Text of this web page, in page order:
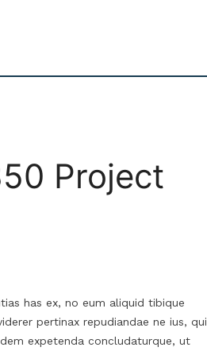
Project
has ex, no eum aliquid tibique
pertinax repudiandae ne ius, qui
expetenda concludaturque, ut